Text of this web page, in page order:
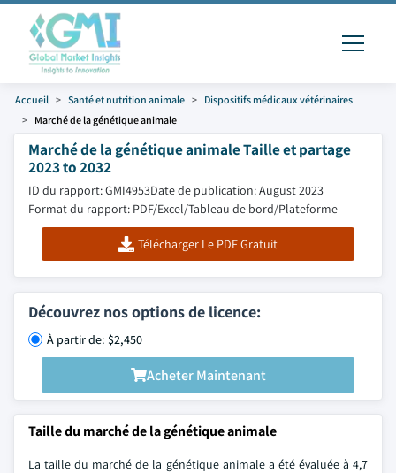
Accueil Santé et nutrition animale
Dispositifs médicaux vétérinaires
Marché de la génétique animale
Marché de la génétique animale Taille et partage
2023 to 2032
ID du rapport: GMI4953Date de publication: August 2023
Format du rapport: PDF/Excel/Tableau de bord/Plateforme
Télécharger Le PDF Gratuit
Découvrez nos options de licence:
À partir de: $2,450
Acheter Maintenant
Taille du marché de la génétique animale
La taille du marché de la génétique animale a été évaluée à 4,7